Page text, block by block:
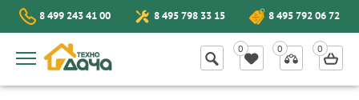
8 499 243 41 00 8 495 798 33 15 8 495 792 06 72